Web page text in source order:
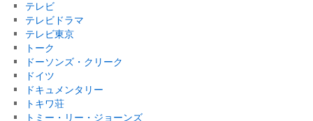
テレビ
テレビドラマ
テレビ東京
トーク
ドーソンズ・クリーク
ドイツ
ドキュメンタリー
トキワ荘
トミー・リー・ジョーンズ